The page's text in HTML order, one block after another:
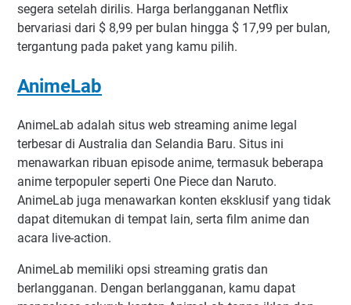
segera setelah dirilis. Harga berlangganan Netflix
bervariasi dari $ 8,99 per bulan hingga $ 17,99 per bulan,
tergantung pada paket yang kamu pilih.
AnimeLab
AnimeLab adalah situs web streaming anime legal
terbesar di Australia dan Selandia Baru. Situs ini
menawarkan ribuan episode anime, termasuk beberapa
anime terpopuler seperti One Piece dan Naruto.
AnimeLab juga menawarkan konten eksklusif yang tidak
dapat ditemukan di tempat lain, serta film anime dan
acara live-action.
AnimeLab memiliki opsi streaming gratis dan
berlangganan. Dengan berlangganan, kamu dapat